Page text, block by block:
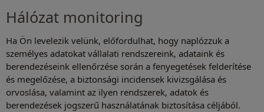
Hálózat monitoring
Ha Ön levelezik velünk, előfordulhat, hogy naplózzuk a
személyes adatokat vállalati rendszereink, adataink és
berendezéseink ellenőrzése során a fenyegetések felderítése
és megelőzése, a biztonsági incidensek kivizsgálása és
orvoslása, valamint az ilyen rendszerek, adatok és
berendezések jogszerű használatának biztosítása céljából.